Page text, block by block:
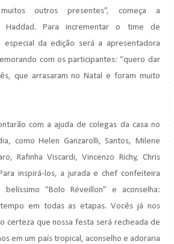
outros presentes”, começa a
Haddad. Para incrementar o time de
especial da edição será a apresentadora
com os participantes: “quero dar
que arrasaram no Natal e foram muito
com a ajuda de colegas da casa no
como Helen Ganzarolli, Santos, Milene
Rafinha Viscardi, Vincenzo Richy, Chris
inspirá-los, a jurada e chef confeiteira
“Bolo Réveillon” e aconselha:
em todas as etapas. Vocês já nos
certeza que nossa festa será recheada de
em um país tropical, aconselho e adoraria